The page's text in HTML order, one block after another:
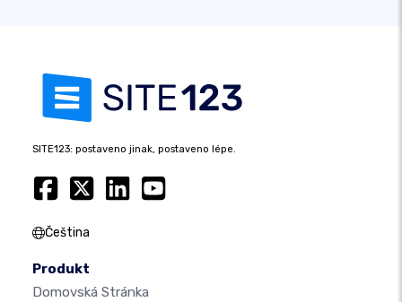
SITE123: postaveno jinak, postaveno lépe.
Čeština
Produkt
Domovská Stránka